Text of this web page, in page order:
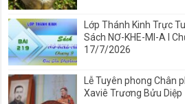
Lớp Thánh Kinh Trực
Sách NƠ-KHE-MI-A I
17/7/2026
Lễ Tuyên phong Chân
Xaviê Trương Bửu Diệp